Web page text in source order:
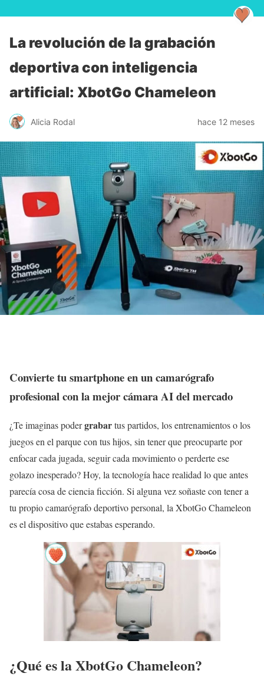
La revolución de la grabación
deportiva con inteligencia
artificial: XbotGo Chameleon
Alicia Rodal hace 12 meses
Convierte tu smartphone en un camarógrafo
profesional con la mejor cámara AI del mercado
¿Te imaginas podergrabartus partidos, los entrenamientos o los
juegos en el parque con tus hijos, sin tener que preocuparte por
enfocar cada jugada, seguir cada movimiento o perderte ese
golazo inesperado? Hoy, la tecnología hace realidad lo que antes
parecía cosa de ciencia ficción. Si alguna vez soñaste con tener a
tu propio camarógrafo deportivo personal, la XbotGo Chameleon
es el dispositivo que estabas esperando.
¿Qué es la XbotGo Chameleon?